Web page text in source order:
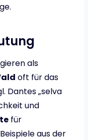
als
oft für das
Dantes „selva
und
für
aus der